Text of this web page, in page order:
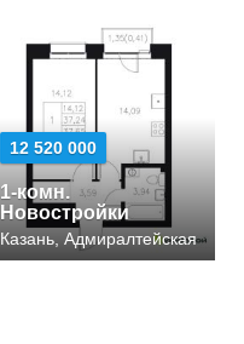
12 520 000
1-комн.
Новостройки
Казань, Адмиралтейская